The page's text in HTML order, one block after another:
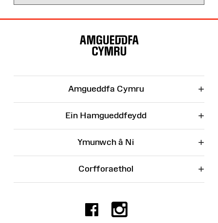
Amgueddfa Cymru +
Ein Hamgueddfeydd +
Ymunwch â Ni +
Corfforaethol +
Facebook